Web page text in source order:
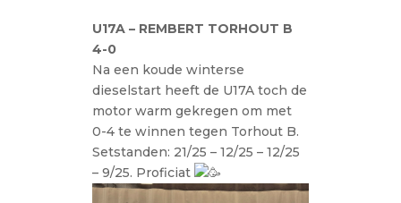
U17A – REMBERT TORHOUT B
4-0
Na een koude winterse
dieselstart heeft de U17A toch de
motor warm gekregen om met
0-4 te winnen tegen Torhout B.
Setstanden: 21/25 – 12/25 – 12/25
– 9/25. Proficiat